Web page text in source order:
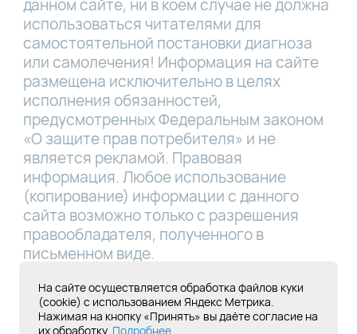
данном сайте, ни в коем случае не должна
использоваться читателями для
самостоятельной постановки диагноза
или самолечения! Информация на сайте
размещена исключительно в целях
исполнения обязанностей,
предусмотренных Федеральным законом
«О защите прав потребителя» и не
является рекламой. Правовая
информация. Любое использование
(копирование) информации с данного
сайта возможно только с разрешения
правообладателя, полученного в
письменном виде.
Лицензия Л041-01181-16/00331767 от
28.05.2019
На сайте осуществляется обработка файлов куки
(cookie) с использованием Яндекс Метрика.
Нажимая на кнопку «Принять» вы даёте согласие на
их обработку. Подробнее